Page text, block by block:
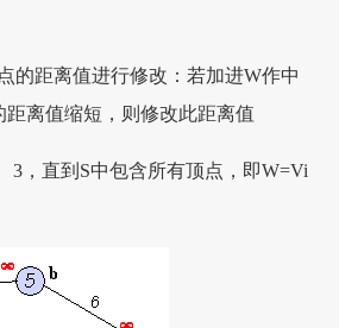
的距离值进行修改：若加进W作中
离值缩短，则修改此距离值
3，直到S中包含所有顶点，即W=Vi